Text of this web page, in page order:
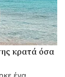
κρατά όσα
ένα